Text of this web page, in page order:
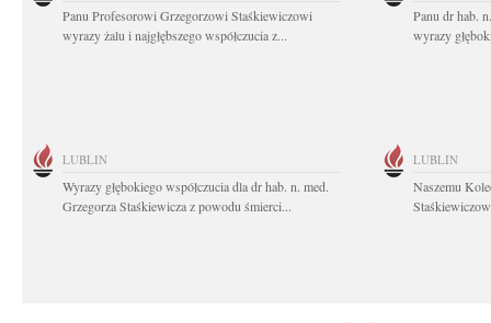
Panu Profesorowi Grzegorzowi Staśkiewiczowi
wyrazy żalu i najgłębszego współczucia z...
Panu dr hab.
wyrazy
LUBLIN
Wyrazy głębokiego współczucia dla dr hab. n. med.
Grzegorza Staśkiewicza z powodu śmierci...
LUBLIN
Naszemu